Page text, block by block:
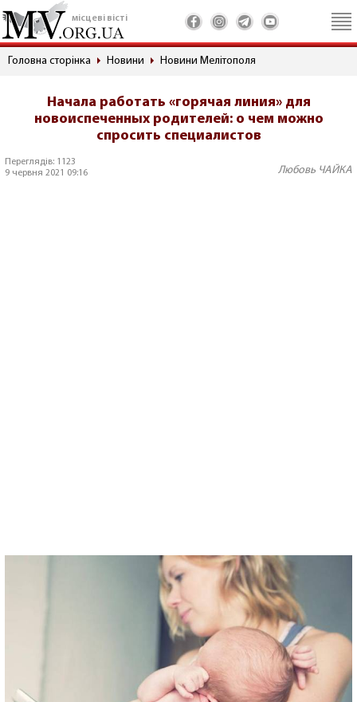
місцеві вісті
Головна сторінка Новини Новини Мелітополя
Начала работать «горячая линия» для
новоиспеченных родителей: о чем можно
спросить специалистов
Переглядів: 1123
9 червня 2021 09:16
Любовь ЧАЙКА